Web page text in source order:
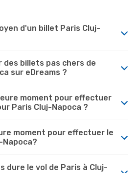
d'un billet Paris Cluj-
des billets pas chers de
sur eDreams ?
moment pour effectuer
Paris Cluj-Napoca ?
moment pour effectuer le
Napoca?
dure le vol de Paris à Cluj-